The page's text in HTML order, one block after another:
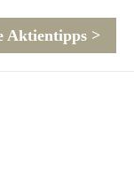
Aktientipps >